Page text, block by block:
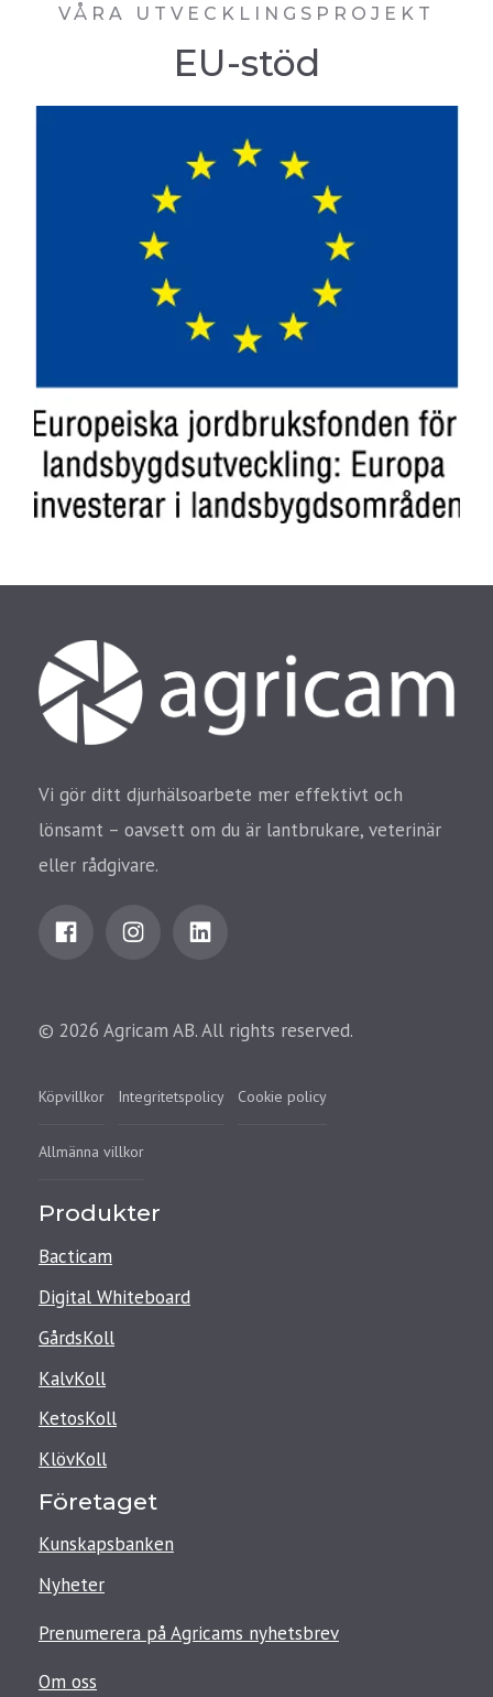
VÅRA UTVECKLINGSPROJEKT
EU-stöd
Vi gör ditt djurhälsoarbete mer effektivt och
lönsamt – oavsett om du är lantbrukare, veterinär
eller rådgivare.
© 2026 Agricam AB. All rights reserved.
Köpvillkor Integritetspolicy Cookie policy
Allmänna villkor
Produkter
Bacticam
Digital Whiteboard
GårdsKoll
KalvKoll
KetosKoll
KlövKoll
Företaget
Kunskapsbanken
Nyheter
Prenumerera på Agricams nyhetsbrev
Om oss